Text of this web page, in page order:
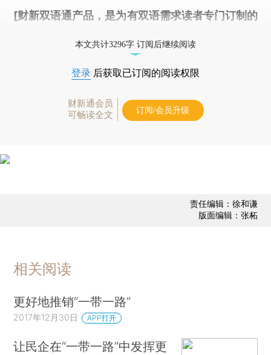
[财新双语通产品，是为有双语需求读者专门订制的
本文共计3296字 订阅后继续阅读
登录 后获取已订阅的阅读权限
财新通会员
可畅读全文
订阅/会员升级
责任编辑：徐和谦
版面编辑：张柘
相关阅读
更好地推销“一带一路”
2017年12月30日 APP打开
让民企在“一带一路”中发挥更